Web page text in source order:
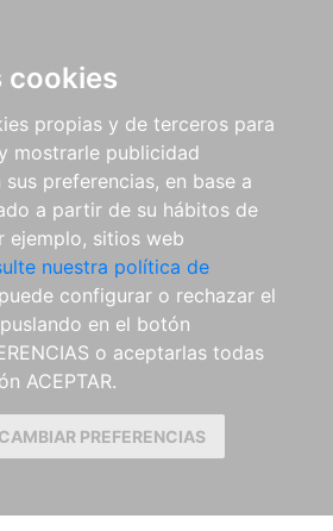
cookies
propias y de terceros para
mostrarle publicidad
preferencias, en base a
a partir de su hábitos de
ejemplo, sitios web
nuestra política de
configurar o rechazar el
en el botón
o aceptarlas todas
ACEPTAR.
CAMBIAR PREFERENCIAS